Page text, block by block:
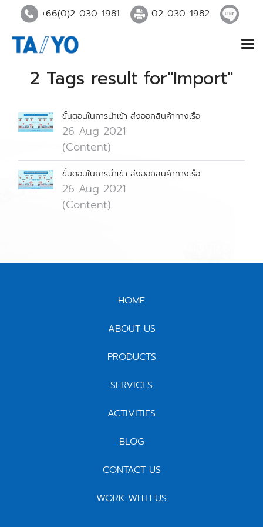
+66(0)2-030-1981 02-030-1982
2 Tags result for"Import"
ขั้นตอนในการนำเข้า ส่งออกสินค้าทางเรือ
26 Aug 2021
(Content)
ขั้นตอนในการนำเข้า ส่งออกสินค้าทางเรือ
26 Aug 2021
(Content)
HOME
ABOUT US
PRODUCTS
SERVICES
ACTIVITIES
BLOG
CONTACT US
WORK WITH US